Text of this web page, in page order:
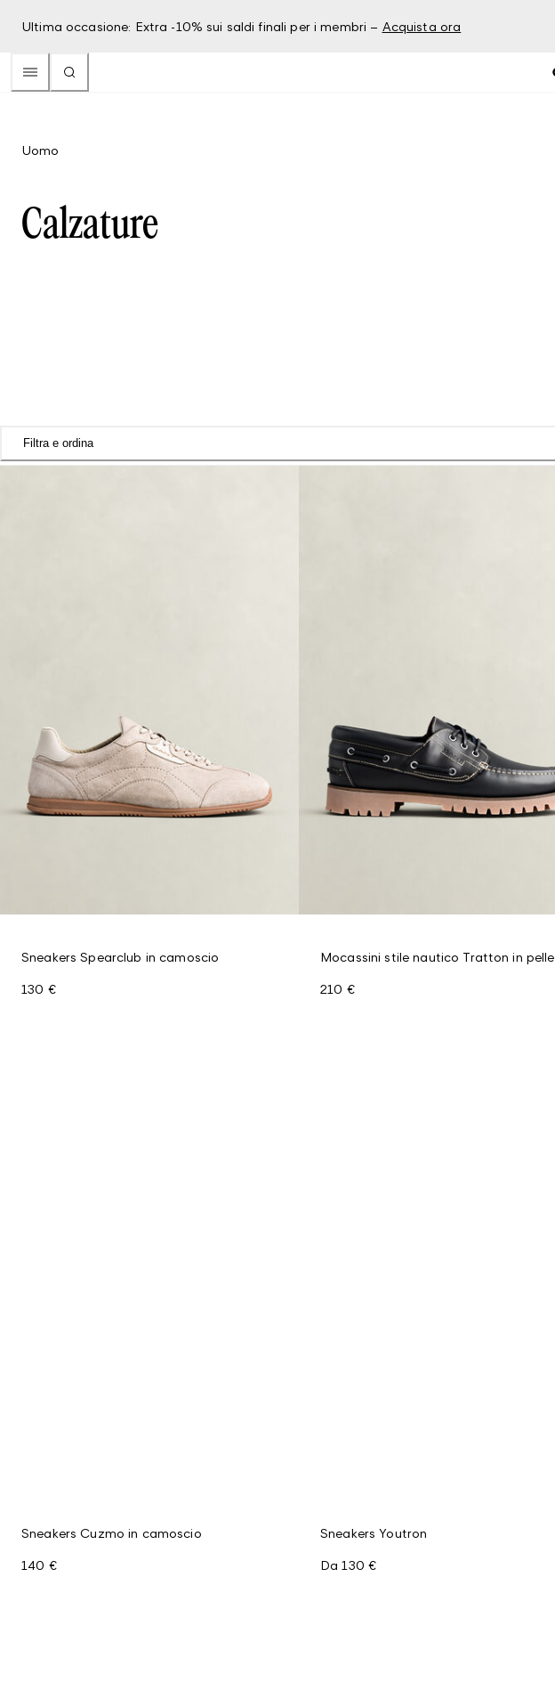
Ultima occasione: Extra -10% sui saldi finali per i membri – Acquista ora
Uomo
Calzature
Filtra e ordina
Sneakers Spearclub in camoscio
130 €
Mocassini stile nautico Tratton in pelle
210 €
Sneakers Cuzmo in camoscio
140 €
Sneakers Youtron
Da 130 €